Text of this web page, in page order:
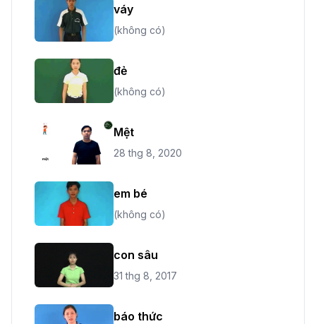
váy
(không có)
đẻ
(không có)
Mệt
28 thg 8, 2020
em bé
(không có)
con sâu
31 thg 8, 2017
báo thức